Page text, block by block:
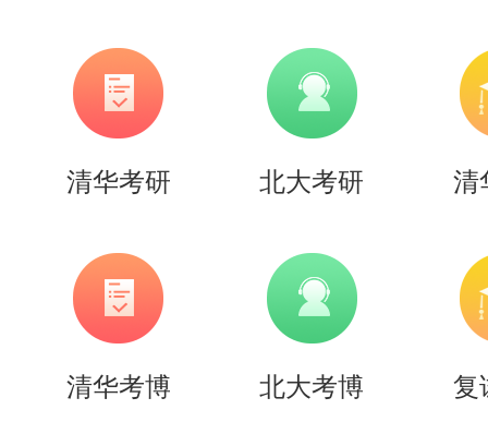
u 纸质版原件暂时不交，请保存好
u 待收到入营通知邮件后，入营
提交所有申请纸质版材料（含
均使用A4纸打印，按序排列，不
封面、目录或包装。具体信息将
清华考研 北大考研 清
清华考博 北大考博 复